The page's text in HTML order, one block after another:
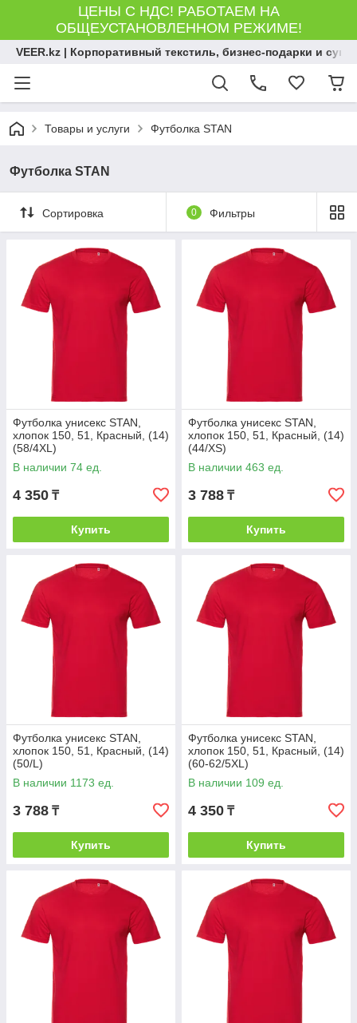
ЦЕНЫ С НДС! РАБОТАЕМ НА
ОБЩЕУСТАНОВЛЕННОМ РЕЖИМЕ!
VEER.kz | Корпоративный текстиль, бизнес-подарки и
Товары и услуги Футболка STAN
Футболка STAN
Сортировка 0 Фильтры
Футболка унисекс STAN,
хлопок 150, 51, Красный, (14)
(58/4XL)
В наличии 74 ед.
4 350 ₸
Купить
Футболка унисекс STAN,
хлопок 150, 51, Красный, (14)
(44/XS)
В наличии 463 ед.
3 788 ₸
Купить
Футболка унисекс STAN,
хлопок 150, 51, Красный, (14)
(50/L)
В наличии 1173 ед.
3 788 ₸
Купить
Футболка унисекс STAN,
хлопок 150, 51, Красный, (14)
(60-62/5XL)
В наличии 109 ед.
4 350 ₸
Купить